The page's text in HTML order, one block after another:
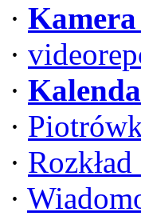
· Kamera
·
·
·
·
·